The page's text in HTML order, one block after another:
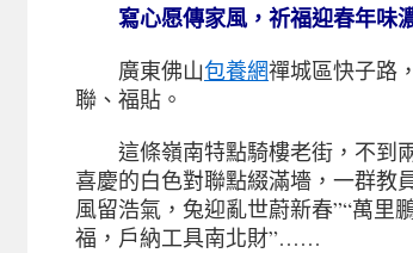
寫心愿傳家風，祈福迎春年味
廣東佛山包養網禪城區快子路
聯、福貼。
這條嶺南特點騎樓老街，不到兩
喜慶的白色對聯點綴滿墻，一群教
風留浩氣，兔迎亂世蔚新春”“萬里
福，戶納工具南北財”……